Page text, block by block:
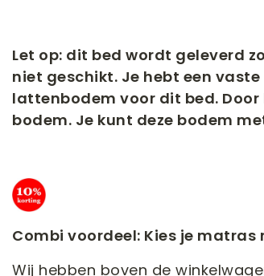
Let op: dit bed wordt geleverd
niet geschikt. Je hebt een
lattenbodem voor dit bed.
bodem. Je kunt deze bodem
Combi voordeel: Kies je matras
Wij hebben boven de